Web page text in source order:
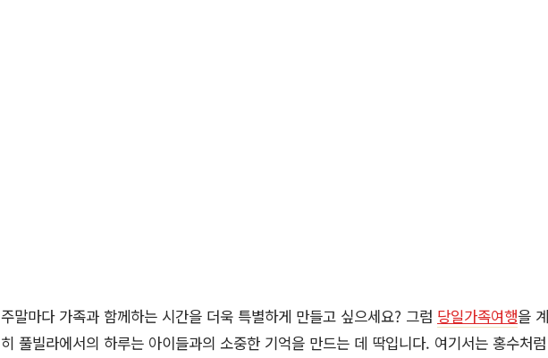
주말마다 가족과 함께하는 시간을 더욱 특별하게 만들고 싶으세요? 그럼 당일가족여행을
히 풀빌라에서의 하루는 아이들과의 소중한 기억을 만드는 데 딱입니다. 여기서는 홍수처